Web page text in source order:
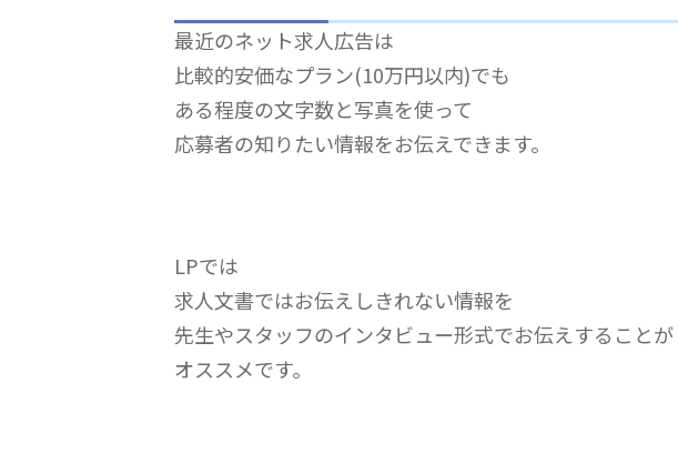
最近のネット求人広告は
比較的安価なプラン(10万円以内)でも
ある程度の文字数と写真を使って
応募者の知りたい情報をお伝えできます。
LPでは
求人文書ではお伝えしきれない情報を
先生やスタッフのインタビュー形式でお伝えすることが
オススメです。